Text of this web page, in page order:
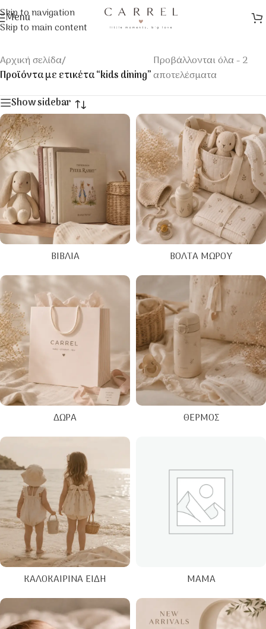
Skip to navigation
Skip to main content
Menu
Αρχική σελίδα/
Προϊόντα με ετικέτα “kids dining”
Προβάλλονται όλα - 2
αποτελέσματα
Show sidebar
ΒΙΒΛΊΑ ΒΌΛΤΑ ΜΩΡΟΎ
ΔΏΡΑ ΘΕΡΜΌΣ
ΚΑΛΟΚΑΙΡΙΝΑ ΕΊΔΗ ΜΑΜΆ